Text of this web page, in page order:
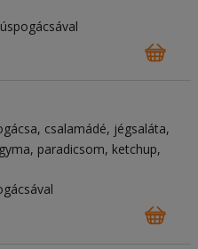
csalamádé jégsaláta
paradicsom ketchup